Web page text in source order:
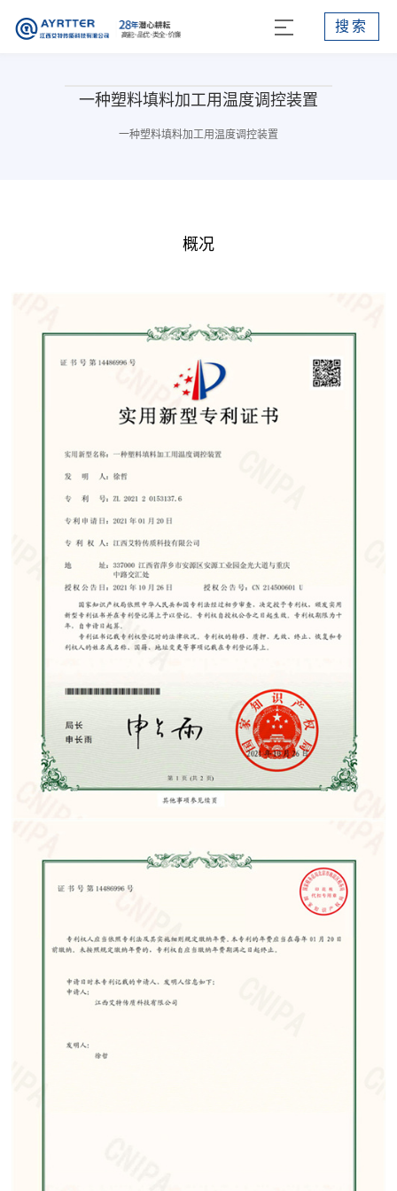
搜索
一种塑料填料加工用温度调控装置
一种塑料填料加工用温度调控装置
概况